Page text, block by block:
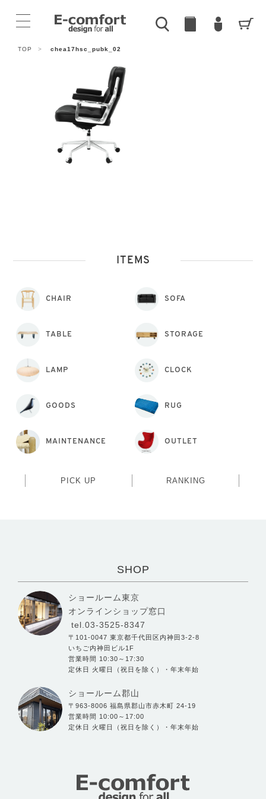
TOP > chea17hsc_pubk_02
ITEMS
CHAIR SOFA
TABLE STORAGE
LAMP CLOCK
GOODS RUG
MAINTENANCE OUTLET
PICK UP RANKING
SHOP
ショールーム東京
オンラインショップ窓口
tel.03-3525-8347
〒101-0047 東京都千代田区内神田3-2-8
いちご内神田ビル1F
営業時間 10:30～17:30
定休日 火曜日（祝日を除く）・年末年始
ショールーム郡山
〒963-8006 福島県郡山市赤木町 24-19
営業時間 10:00～17:00
定休日 火曜日（祝日を除く）・年末年始